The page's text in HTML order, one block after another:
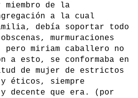
de la
a la cual
debía soportar todo
murmuraciones
pero miriam caballero no
a esto, se conformaba en
de mujer de estrictos
éticos, siempre
decente que era. (por